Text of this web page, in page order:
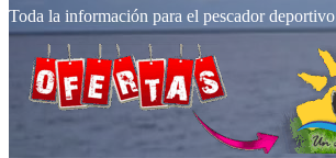
Toda la información para el pescador deportivo